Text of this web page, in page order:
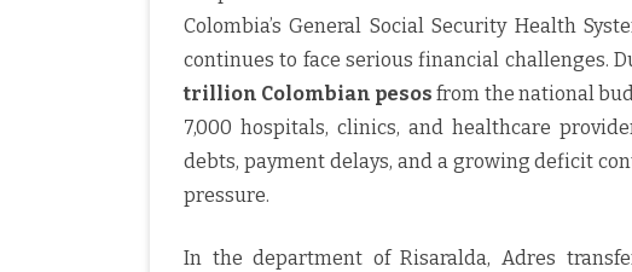
Colombia’s General Social Security Health
continues to face serious financial challenges.
trillion Colombian pesos from the national
7,000 hospitals, clinics, and healthcare
debts, payment delays, and a growing deficit
pressure.
In the department of Risaralda, Adres